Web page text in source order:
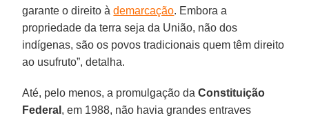
garante o direito àdemarcação. Embora a
propriedade da terra seja da União, não dos
indígenas, são os povos tradicionais quem têm direito
ao usufruto”, detalha.
Até, pelo menos, a promulgação daConstituição
Federal , em 1988, não havia grandes entraves